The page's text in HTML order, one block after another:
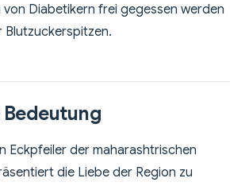
von Diabetikern frei gegessen werden
Blutzuckerspitzen.
Eckpfeiler der maharashtrischen
die Liebe der Region zu